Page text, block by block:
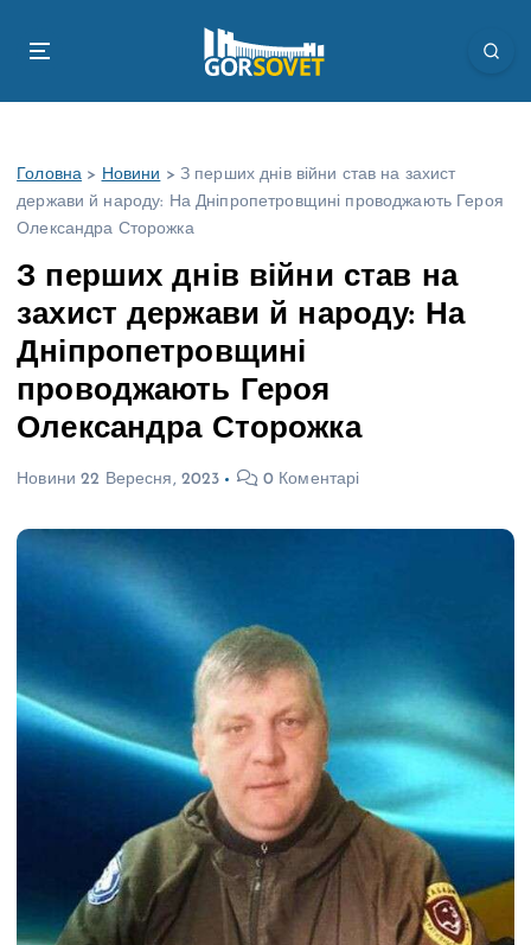
Головна > Новини > З перших днів війни став на захист
держави й народу: На Дніпропетровщині проводжають Героя
Олександра Сторожка
З перших днів війни став на
захист держави й народу: На
Дніпропетровщині
проводжають Героя
Олександра Сторожка
Новини 22 Вересня, 2023 0 Коментарі